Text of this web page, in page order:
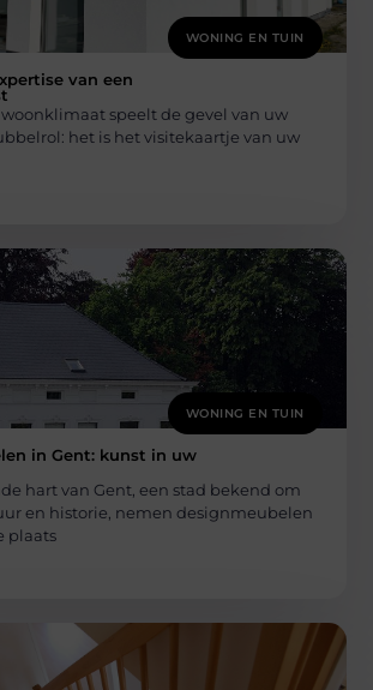
WONING EN TUIN
van een
speelt de gevel van uw
het is het visitekaartje van uw
WONING EN TUIN
in Gent: kunst in uw
hart van Gent, een stad bekend om
en historie, nemen designmeubelen
plaats